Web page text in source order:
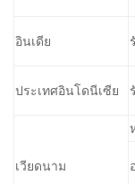
อินเดีย
ประเทศอินโดนีเซีย
เวียดนาม